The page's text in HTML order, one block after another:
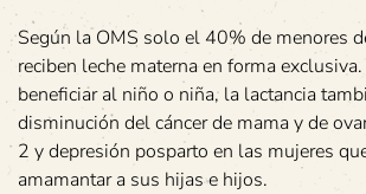
Según la OMS solo el 40% de menores
reciben leche materna en forma
beneficiar al niño o niña, la lactancia
disminución del cáncer de mama y de
2 y depresión posparto en las mujeres
amamantar a sus hijas e hijos.